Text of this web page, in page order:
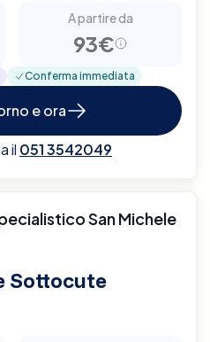
A partire da
93€
Conferma immediata
e ora
il 051 3542049
San Michele
Sottocute